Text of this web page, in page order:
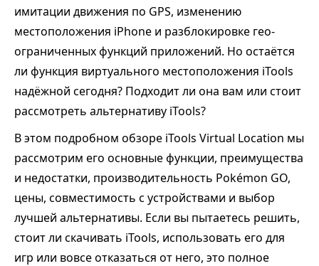
имитации движения по GPS, изменению
местоположения iPhone и разблокировке гео-
ограниченных функций приложений. Но остаётся
ли функция виртуального местоположения iTools
надёжной сегодня? Подходит ли она вам или стоит
рассмотреть альтернативу iTools?
В этом подробном обзоре iTools Virtual Location мы
рассмотрим его основные функции, преимущества
и недостатки, производительность Pokémon GO,
цены, совместимость с устройствами и выбор
лучшей альтернативы. Если вы пытаетесь решить,
стоит ли скачивать iTools, использовать его для
игр или вовсе отказаться от него, это полное